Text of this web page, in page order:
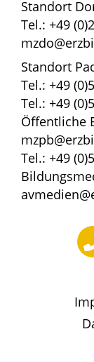
Standort
Tel.: +49
Standort
Tel.: +49
Tel.: +49
Öffentliche
Tel.: +49